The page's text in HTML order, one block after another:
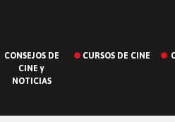
CONSEJOS DE
CINE y
NOTICIAS
CURSOS DE CINE